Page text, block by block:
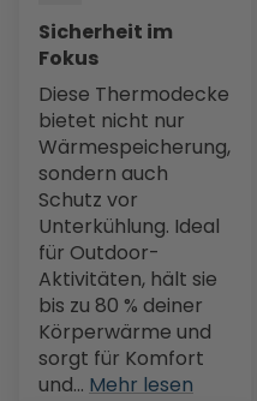
Sicherheit im
Fokus
Diese Thermodecke
bietet nicht nur
Wärmespeicherung,
sondern auch
Schutz vor
Unterkühlung. Ideal
für Outdoor-
Aktivitäten, hält sie
bis zu 80 % deiner
Körperwärme und
sorgt für Komfort
und... Mehr lesen